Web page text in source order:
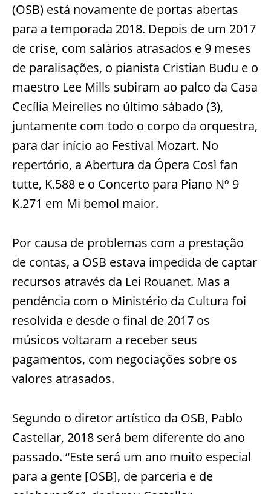
(OSB) está novamente de portas abertas
para a temporada 2018. Depois de um 2017
de crise, com salários atrasados e 9 meses
de paralisações, o pianista Cristian Budu e o
maestro Lee Mills subiram ao palco da Casa
Cecília Meirelles no último sábado (3),
juntamente com todo o corpo da orquestra,
para dar início ao Festival Mozart. No
repertório, a Abertura da Ópera Così fan
tutte, K.588 e o Concerto para Piano Nº 9
K.271 em Mi bemol maior.
Por causa de problemas com a prestação
de contas, a OSB estava impedida de captar
recursos através da Lei Rouanet. Mas a
pendência com o Ministério da Cultura foi
resolvida e desde o final de 2017 os
músicos voltaram a receber seus
pagamentos, com negociações sobre os
valores atrasados.
Segundo o diretor artístico da OSB, Pablo
Castellar, 2018 será bem diferente do ano
passado. “Este será um ano muito especial
para a gente [OSB], de parceria e de